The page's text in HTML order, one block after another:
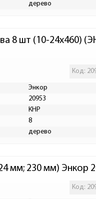
дерево
8 шт (10-24х460)
Код:
Энкор
20953
КНР
8
дерево
мм; 230 мм) Энкор
Код: